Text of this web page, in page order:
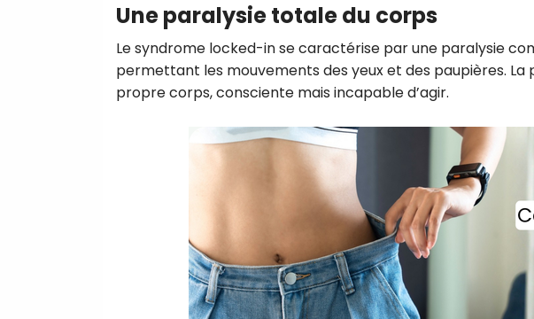
Une paralysie totale du corps
Le syndrome locked-in se caractérise par une paralysie
permettant les mouvements des yeux et des paupières.
propre corps, consciente mais incapable d’agir.